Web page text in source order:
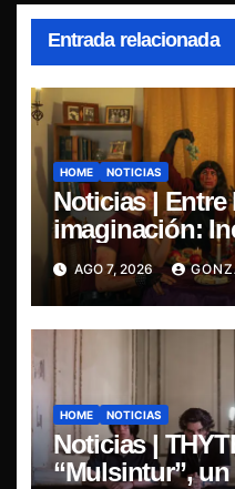
Entrada relacionada
HOME NOTICIAS
Noticias | Entre
imaginación:
primer single
AGO 7, 2026
HOME NOTICIAS
Noticias |
“Mulsintur”,